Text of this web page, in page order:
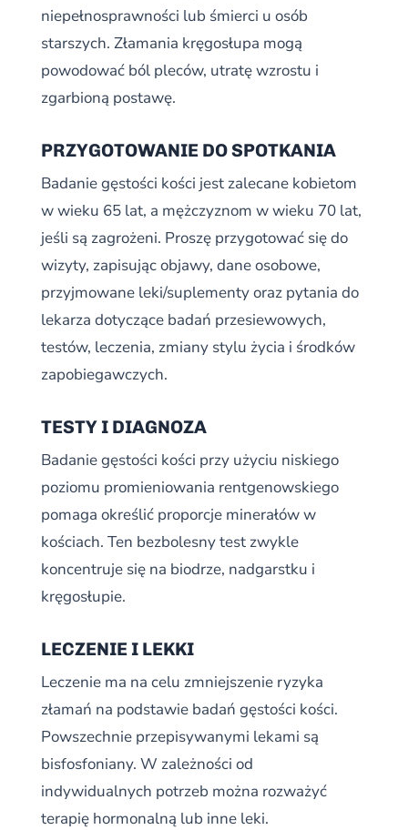
niepełnosprawności lub śmierci u osób
starszych. Złamania kręgosłupa mogą
powodować ból pleców, utratę wzrostu i
zgarbioną postawę.
PRZYGOTOWANIE DO SPOTKANIA
Badanie gęstości kości jest zalecane kobietom
w wieku 65 lat, a mężczyznom w wieku 70 lat,
jeśli są zagrożeni. Proszę przygotować się do
wizyty, zapisując objawy, dane osobowe,
przyjmowane leki/suplementy oraz pytania do
lekarza dotyczące badań przesiewowych,
testów, leczenia, zmiany stylu życia i środków
zapobiegawczych.
TESTY I DIAGNOZA
Badanie gęstości kości przy użyciu niskiego
poziomu promieniowania rentgenowskiego
pomaga określić proporcje minerałów w
kościach. Ten bezbolesny test zwykle
koncentruje się na biodrze, nadgarstku i
kręgosłupie.
LECZENIE I LEKKI
Leczenie ma na celu zmniejszenie ryzyka
złamań na podstawie badań gęstości kości.
Powszechnie przepisywanymi lekami są
bisfosfoniany. W zależności od
indywidualnych potrzeb można rozważyć
terapię hormonalną lub inne leki.